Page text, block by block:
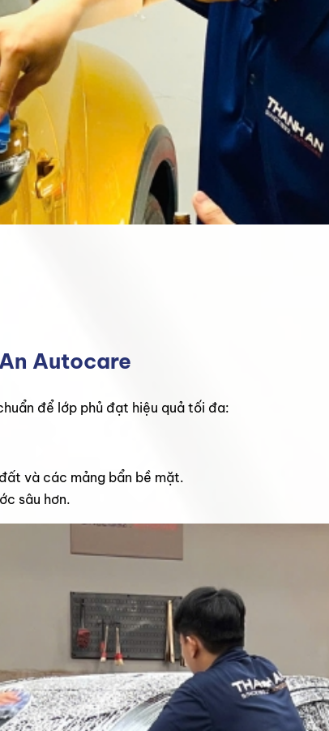
Autocare
để lớp phủ đạt hiệu quả tối đa:
và các mảng bẩn bề mặt.
sâu hơn.